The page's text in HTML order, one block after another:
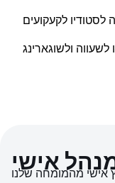
לסטודיו לקעקועים
לשעווה ולשוגארינג
אישי